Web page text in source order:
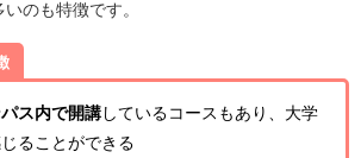
のも特徴です。
ス内で開講 しているコースもあり、大学
ることができる